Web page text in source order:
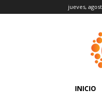
jueves,
INICIO